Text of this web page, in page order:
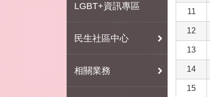
LGBT+資訊專區
民生社區中心
相關業務
11
12
13
14
15